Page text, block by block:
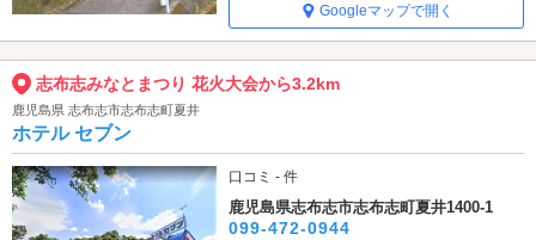
Googleマップで開く
志布志みなとまつり 花火大会から3.2km
鹿児島県 志布志市志布志町夏井
ホテル セブン
口コミ - 件
鹿児島県志布志市志布志町夏井1400-1
099-472-0944